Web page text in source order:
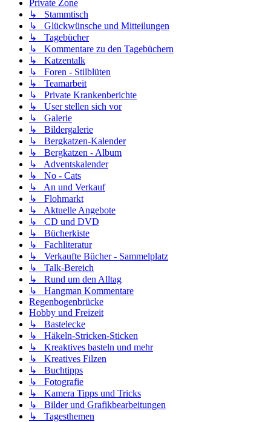
Private Zone
↳ Stammtisch
↳ Glückwünsche und Mitteilungen
↳ Tagebücher
↳ Kommentare zu den Tagebüchern
↳ Katzentalk
↳ Foren - Stilblüten
↳ Teamarbeit
↳ Private Krankenberichte
↳ User stellen sich vor
↳ Galerie
↳ Bildergalerie
↳ Bergkatzen-Kalender
↳ Bergkatzen - Album
↳ Adventskalender
↳ No - Cats
↳ An und Verkauf
↳ Flohmarkt
↳ Aktuelle Angebote
↳ CD und DVD
↳ Bücherkiste
↳ Fachliteratur
↳ Verkaufte Bücher - Sammelplatz
↳ Talk-Bereich
↳ Rund um den Alltag
↳ Hangman Kommentare
Regenbogenbrücke
Hobby und Freizeit
↳ Bastelecke
↳ Häkeln-Stricken-Sticken
↳ Kreaktives basteln und mehr
↳ Kreatives Filzen
↳ Buchtipps
↳ Fotografie
↳ Kamera Tipps und Tricks
↳ Bilder und Grafikbearbeitungen
↳ Tagesthemen